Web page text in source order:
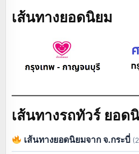
เส้นทางยอดนิยม
เส้นทางรถทัวร์ ยอด
เส้นทางยอดนิยมจาก จ.กระบี่